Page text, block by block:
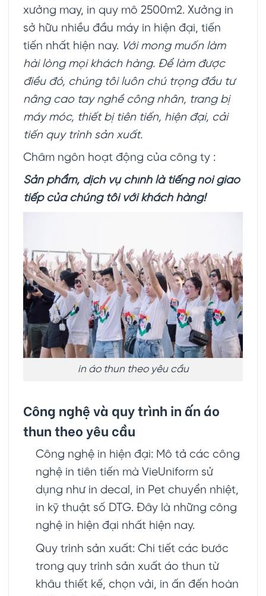
xưởng may, in quy mô 2500m2. Xưởng in
sở hữu nhiều đầu máy in hiện đại, tiến
tiến nhất hiện nay. Với mong muốn làm
hài lòng mọi khách hàng. Để làm được
điều đó, chúng tôi luôn chú trọng đầu tư
nâng cao tay nghề công nhân, trang bị
máy móc, thiết bị tiên tiến, hiện đại, cải
tiến quy trình sản xuất.
Châm ngôn hoạt động của công ty :
Sản phẩm, dịch vụ chính là tiếng nói giao
tiếp của chúng tôi với khách hàng!
in áo thun theo yêu cầu
Công nghệ và quy trình in ấn áo
thun theo yêu cầu
Công nghệ in hiện đại: Mô tả các công
nghệ in tiên tiến mà VieUniform sử
dụng như in decal, in Pet chuyển nhiệt,
in kỹ thuật số DTG. Đây là những công
nghệ in hiện đại nhất hiện nay.
Quy trình sản xuất: Chi tiết các bước
trong quy trình sản xuất áo thun từ
khâu thiết kế, chọn vải, in ấn đến hoàn